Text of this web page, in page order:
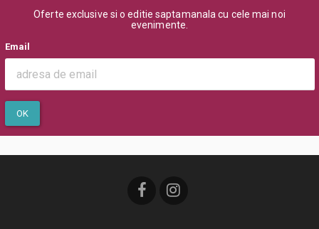
Oferte exclusive si o editie saptamanala cu cele mai noi
evenimente.
Email
OK